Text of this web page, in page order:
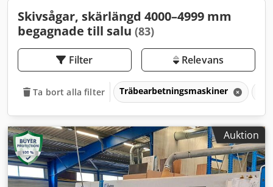
Skivsågar, skärlängd 4000–4999 mm
begagnade till salu (83)
Filter Relevans
Ta bort alla filter Träbearbetningsmaskiner
Auktion